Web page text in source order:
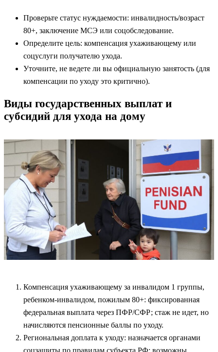
Проверьте статус нуждаемости: инвалидность/возраст
80+, заключение МСЭ или соцобследование.
Определите цель: компенсация ухаживающему или
соцуслуги получателю ухода.
Уточните, не ведете ли вы официальную занятость (для
компенсации по уходу это критично).
Виды государственных выплат и
субсидий для ухода на дому
Компенсация ухаживающему за инвалидом 1 группы,
ребенком‑инвалидом, пожилым 80+: фиксированная
федеральная выплата через ПФР/СФР; стаж не идет, но
начисляются пенсионные баллы по уходу.
Региональная доплата к уходу: назначается органами